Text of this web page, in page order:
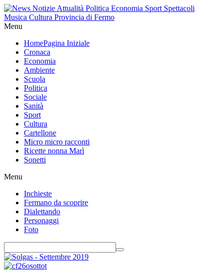
Menu
HomePagina Iniziale
Cronaca
Economia
Ambiente
Scuola
Politica
Sociale
Sanità
Sport
Cultura
Cartellone
Micro micro racconti
Ricette nonna Marì
Sonetti
Menu
Inchieste
Fermano da scoprire
Dialettando
Personaggi
Foto